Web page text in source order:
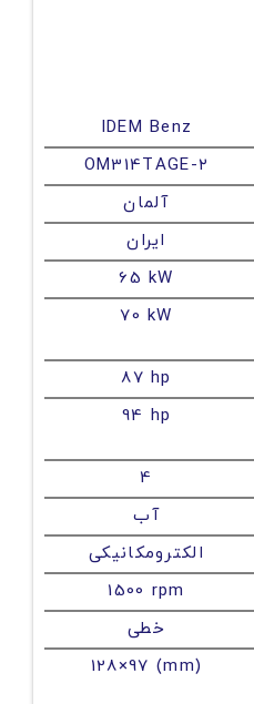
IDEM Benz
OM314TAGE-۲
آلمان
ایران
65 kW
70 kW
87 hp
94 hp
4
آب
الکترومکانیکی
1500 rpm
خطی
128×97 (mm)